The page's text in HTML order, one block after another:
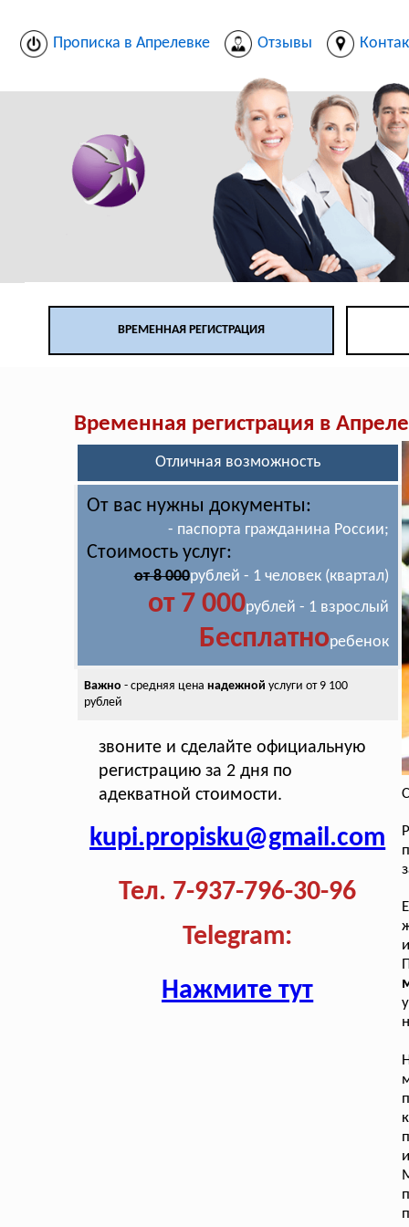
Прописка в Апрелевке Отзывы
ВРЕМЕННАЯ РЕГИСТРАЦИЯ
Временная регистрация в
Отличная возможность
От вас нужны документы:
- паспорта гражданина России;
Стоимость услуг:
от 8 000рублей - 1 человек (квартал)
от 7 000рублей - 1 взрослый
Бесплатноребенок
Важно - средняя цена надежной услуги от 9 100
рублей
звоните и сделайте официальную
регистрацию за 2 дня по
адекватной стоимости.
kupi.propisku@gmail.com
Тел. 7-937-796-30-96
Telegram:
Нажмите тут